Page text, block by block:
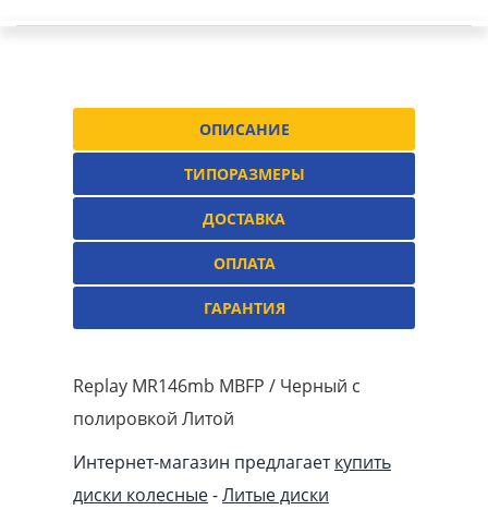
ОПИСАНИЕ
ТИПОРАЗМЕРЫ
ДОСТАВКА
ОПЛАТА
ГАРАНТИЯ
Replay MR146mb MBFP / Черный с
полировкой Литой
Интернет-магазин предлагаеткупить
диски колесные-Литые диски